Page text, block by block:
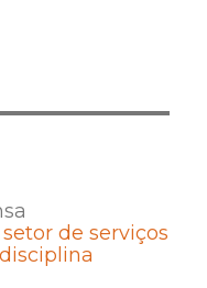
de serviços